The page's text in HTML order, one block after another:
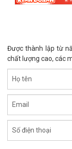
Được thành lập từ
chất lượng cao, các
Họ tên
Email
Số điện thoại